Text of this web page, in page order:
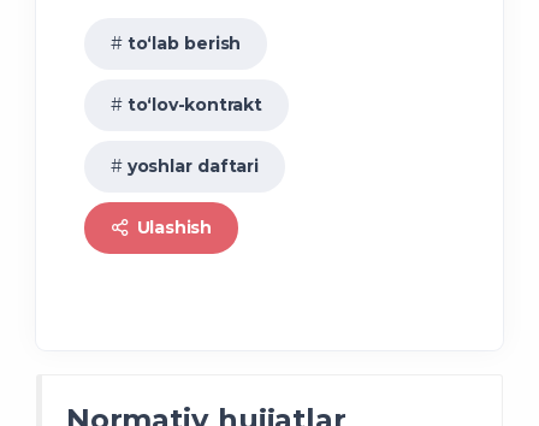
to‘lab berish
to‘lov-kontrakt
yoshlar daftari
Ulashish